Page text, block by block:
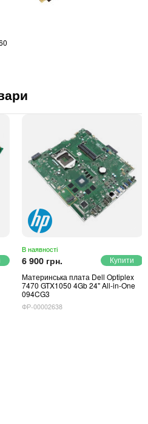
В наявності
6 900 грн.
Материнська плата Dell Optiplex
7470 GTX1050 4Gb 24" All-in-One
094CG3
ФР-00002638